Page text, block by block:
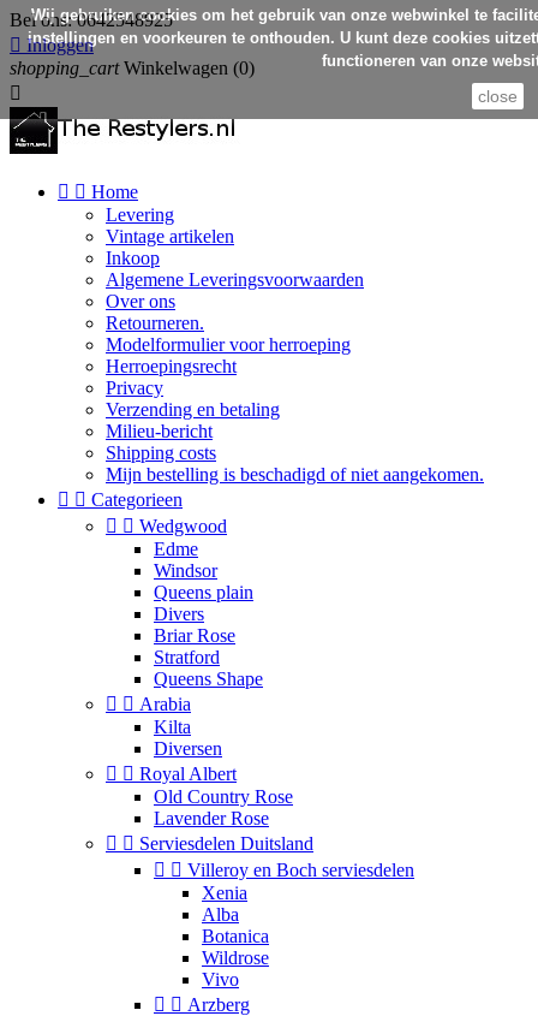
Bel ons:0642548925
 Inloggen
shopping_cart Winkelwagen (0)

  Home
Levering
Vintage artikelen
Inkoop
Algemene Leveringsvoorwaarden
Over ons
Retourneren.
Modelformulier voor herroeping
Herroepingsrecht
Privacy
Verzending en betaling
Milieu-bericht
Shipping costs
Mijn bestelling is beschadigd of niet aangekomen.
  Categorieen
  Wedgwood
Edme
Windsor
Queens plain
Divers
Briar Rose
Stratford
Queens Shape
  Arabia
Kilta
Diversen
  Royal Albert
Old Country Rose
Lavender Rose
  Serviesdelen Duitsland
  Villeroy en Boch serviesdelen
Xenia
Alba
Botanica
Wildrose
Vivo
  Arzberg
Wij gebruiken cookies om het gebruik van onze webwinkel te
instellingen en voorkeuren te onthouden. U kunt deze cookies
functioneren van onze
close